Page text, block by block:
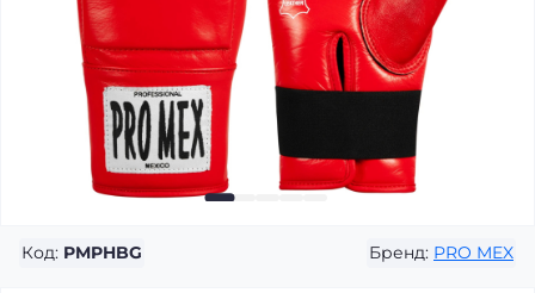
Код: PMPHBG Бренд: PRO MEX